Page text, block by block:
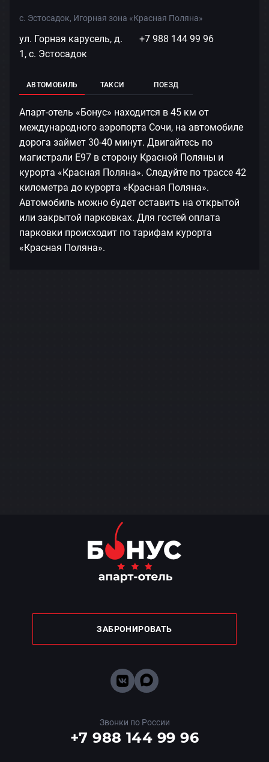
с. Эстосадок, Игорная зона «Красная Поляна»
ул. Горная карусель, д.
1, с. Эстосадок
+7 988 144 99 96
АВТОМОБИЛЬ ТАКСИ ПОЕЗД
Апарт-отель «Бонус» находится в 45 км от
международного аэропорта Сочи, на автомобиле
дорога займет 30-40 минут. Двигайтесь по
магистрали Е97 в сторону Красной Поляны и
курорта «Красная Поляна». Следуйте по трассе 42
километра до курорта «Красная Поляна».
Автомобиль можно будет оставить на открытой
или закрытой парковках. Для гостей оплата
парковки происходит по тарифам курорта
«Красная Поляна».
ЗАБРОНИРОВАТЬ
Звонки по России
+7 988 144 99 96